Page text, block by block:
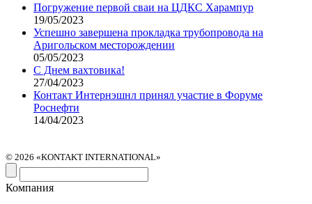
Погружение первой сваи на ЦДКС Харампур
19/05/2023
Успешно завершена прокладка трубопровода на
Аригольском месторождении
05/05/2023
С Днем вахтовика!
27/04/2023
Контакт Интернэшнл принял участие в Форуме
Роснефти
14/04/2023
© 2026 «KONTAKT INTERNATIONAL»
Компания